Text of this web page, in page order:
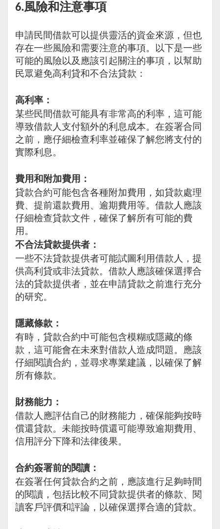
6.風險和注意事項
申請民間借款可以提供靈活的資金來源，但也
存在一些風險和需要注意的事項。以下是一些
可能的風險以及應該引起關注的事項，以幫助
民眾避免高利貸和不合法貸款：
高利率：
某些民間借款可能具有非常高的利率，這可能
導致借款人支付額外的利息成本。在簽署合同
之前，應仔細檢查利率並確保了解您將支付的
實際利息。
費用和附加費用：
貸款合約可能包含各種附加費用，如貸款處理
費、提前還款費用、逾期費用等。借款人應該
仔細檢查貸款文件，確保了解所有可能的費
用。
不合法貸款提供者：
一些不法貸款提供者可能試圖利用借款人，提
供高利貸或非法貸款。借款人應該確保選擇合
法的貸款提供者，並在申請貸款之前進行充分
的研究。
隱藏條款：
有時，貸款合約中可能包含模糊或隱藏的條
款，這可能會在未來對借款人造成問題。應該
仔細閱讀合約，並尋求專業建議，以確保了解
所有條款。
財務能力：
借款人應評估自己的財務能力，確保能夠按時
償還貸款。未能按時償還可能導致逾期費用、
信用評分下降和法律後果。
合約簽署前的閱讀：
在簽署任何貸款合約之前，應該進行足夠時間
的閱讀，包括比較不同貸款提供者的條款、閱
讀客戶評價和評論，以確保選擇合適的貸款。